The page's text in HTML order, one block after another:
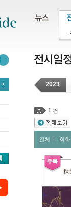
2023
1 건
전체 회화